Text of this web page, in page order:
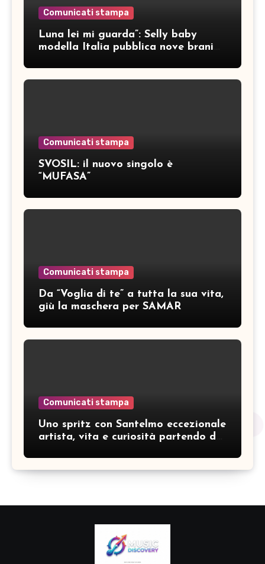
Comunicati stampa
Luna lei mi guarda”: Selly baby
modella Italia pubblica nove brani
Comunicati stampa
SVOSIL: il nuovo singolo è
“MUFASA”
Comunicati stampa
Da “Voglia di te” a tutta la sua vita,
giù la maschera per SAMAR
Comunicati stampa
Uno spritz con Santelmo eccezionale
artista, vita e curiosità partendo da